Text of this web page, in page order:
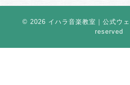
© 2026 イハラ音楽教室｜公式ウ
reserved